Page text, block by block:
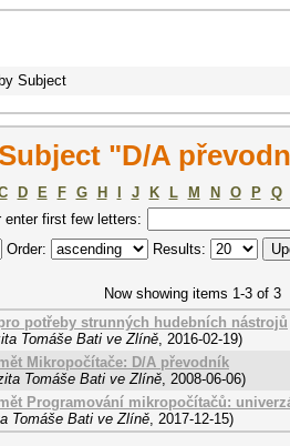
Subject
"D/A
D E F G H J K L M N O P
Q
enter first few letters:
Order: Results:
Now showing items 1-3 of 3
potřeby strunných hudebních nástrojů
Tomáše Bati ve Zlíně, 2016-02-19)
Mikropočítače: D/A převodník
Tomáše Bati ve Zlíně, 2008-06-06)
Programování mikropočítačů:
Tomáše Bati ve Zlíně, 2017-12-15)